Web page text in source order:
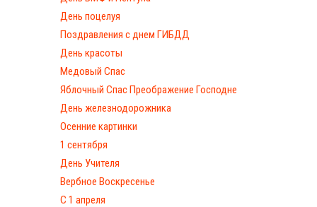
День поцелуя
Поздравления с днем ГИБДД
День красоты
Медовый Спас
Яблочный Спас Преображение Господне
День железнодорожника
Осенние картинки
1 сентября
День Учителя
Вербное Воскресенье
С 1 апреля